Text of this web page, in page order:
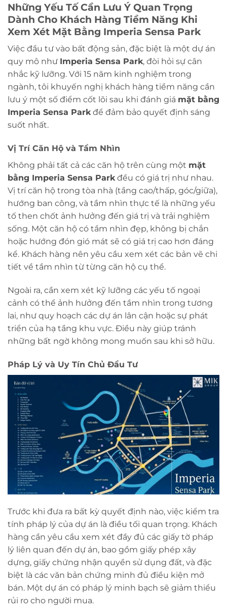
Những Yếu Tố Cần Lưu Ý Quan Trọng
Dành Cho Khách Hàng Tiềm Năng Khi
Xem Xét Mặt Bằng Imperia Sensa Park
Việc đầu tư vào bất động sản, đặc biệt là một dự án
quy mô như Imperia Sensa Park, đòi hỏi sự cân
nhắc kỹ lưỡng. Với 15 năm kinh nghiệm trong
ngành, tôi khuyến nghị khách hàng tiềm năng cần
lưu ý một số điểm cốt lõi sau khi đánh giá mặt bằng
Imperia Sensa Parkđể đảm bảo quyết định sáng
suốt nhất.
Vị Trí Căn Hộ và Tầm Nhìn
Không phải tất cả các căn hộ trên cùng một mặt
bằng Imperia Sensa Parkđều có giá trị như nhau.
Vị trí căn hộ trong tòa nhà (tầng cao/thấp, góc/giữa),
hướng ban công, và tầm nhìn thực tế là những yếu
tố then chốt ảnh hưởng đến giá trị và trải nghiệm
sống. Một căn hộ có tầm nhìn đẹp, không bị chắn
hoặc hướng đón gió mát sẽ có giá trị cao hơn đáng
kể. Khách hàng nên yêu cầu xem xét các bản vẽ chi
tiết về tầm nhìn từ từng căn hộ cụ thể.
Ngoài ra, cần xem xét kỹ lưỡng các yếu tố ngoại
cảnh có thể ảnh hưởng đến tầm nhìn trong tương
lai, như quy hoạch các dự án lân cận hoặc sự phát
triển của hạ tầng khu vực. Điều này giúp tránh
những bất ngờ không mong muốn sau khi sở hữu.
Pháp Lý và Uy Tín Chủ Đầu Tư
Trước khi đưa ra bất kỳ quyết định nào, việc kiểm tra
tính pháp lý của dự án là điều tối quan trọng. Khách
hàng cần yêu cầu xem xét đầy đủ các giấy tờ pháp
lý liên quan đến dự án, bao gồm giấy phép xây
dựng, giấy chứng nhận quyền sử dụng đất, và đặc
biệt là các văn bản chứng minh đủ điều kiện mở
bán. Một dự án có pháp lý minh bạch sẽ giảm thiểu
rủi ro cho người mua.